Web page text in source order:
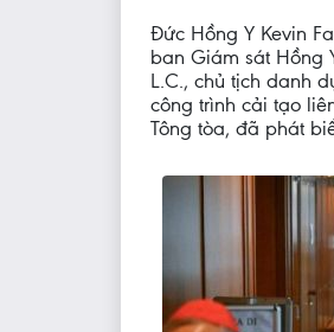
Đức Hồng Y Kevin
ban Giám sát Hồng
L.C., chủ tịch danh
công trình cải tạo
Tông tòa, đã phát